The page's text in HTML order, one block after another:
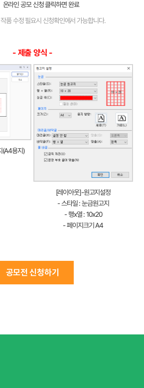
온라인 공모 신청 클릭하면 완료
품 수정 필요시 신청확인에서 가능합니다.
- 제출 양식 -
(A4용지)
[레이아웃]-원고지설정
- 스타일 : 눈금원고지
- 행x열 : 10x20
- 페이지크기 A4
공모전 신청하기